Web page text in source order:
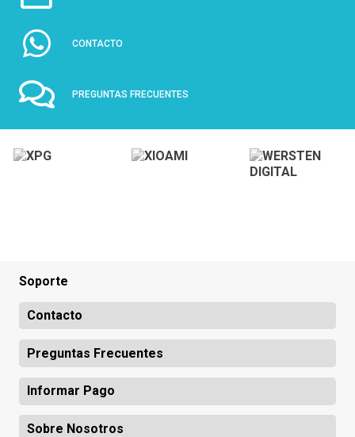
CONTACTO
PREGUNTAS FRECUENTES
Soporte
Contacto
Preguntas Frecuentes
Informar Pago
Sobre Nosotros